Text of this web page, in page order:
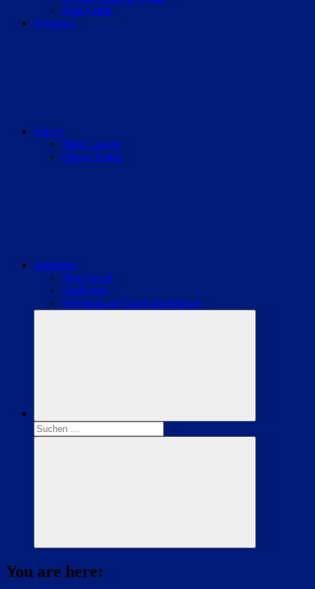
Rust Guide
Previews
eSport
Nitro League
eSport Teams
Sonstiges
Next Level
Umfragen
Werbung auf LikeGamesNews
Suchen
nach:
Suchen
You are here: